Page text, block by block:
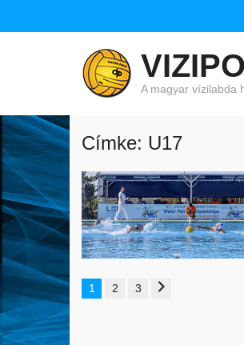
A magyar vízilabda
Címke: U17
1 2 3